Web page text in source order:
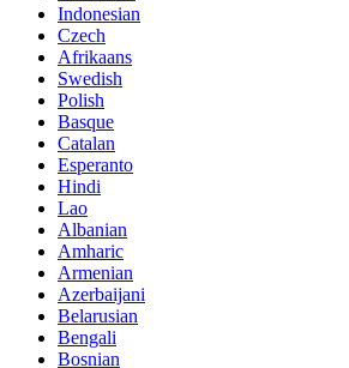
Indonesian
Czech
Afrikaans
Swedish
Polish
Basque
Catalan
Esperanto
Hindi
Lao
Albanian
Amharic
Armenian
Azerbaijani
Belarusian
Bengali
Bosnian